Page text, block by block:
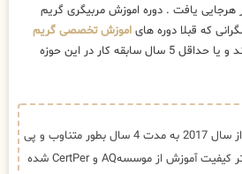
هرجایی یافت . دوره اموزش مربیگری گریم
که قبلا دوره های اموزش تخصصی گریم
و تکمیلی را گذرانده اند و یا حداقل 5 سال سابقه کار در این حوزه
موسسه آموزش عالی عریس از سال 2017 به مدت 4 سال بطور متناوب و پی
در پی موفق به کسب رتبه برتر کیفیت آموزش از موسسهAQ و CertPer شده